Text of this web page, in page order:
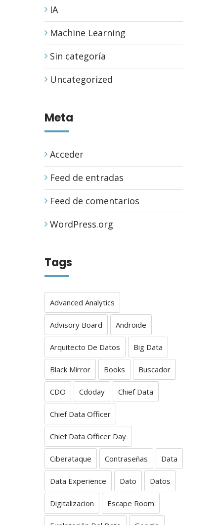
IA
Machine Learning
Sin categoría
Uncategorized
Meta
Acceder
Feed de entradas
Feed de comentarios
WordPress.org
Tags
Advanced Analytics
Advisory Board Androide
Arquitecto De Datos Big Data
Black Mirror Books Buscador
CDO Cdoday Chief Data
Chief Data Officer
Chief Data Officer Day
Ciberataque Contraseñas Data
Data Experience Dato Datos
Digitalizacion Escape Room